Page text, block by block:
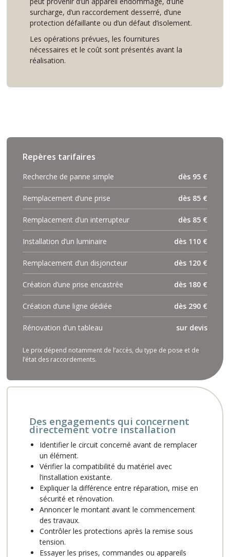
surcharge, d’un raccordement desserré, d’une
protection défaillante ou d’un défaut d’isolement.
Les opérations prévues, les fournitures
nécessaires et le coût sont présentés avant la
réalisation.
Repères tarifaires
Recherche de panne simple dès 95 €
Remplacement d’une prise dès 85 €
Remplacement d’un interrupteur dès 85 €
Installation d’un luminaire dès 110 €
Remplacement d’un disjoncteur dès 120 €
Création d’une prise encastrée dès 180 €
Création d’une ligne dédiée dès 290 €
Rénovation d’un tableau sur devis
Le prix dépend notamment de l’accès, du type de pose et de
l’état des raccordements.
Des engagements qui concernent
directement votre installation
Identifier le circuit concerné avant de remplacer
un élément.
Vérifier la compatibilité du matériel avec
l’installation existante.
Expliquer la différence entre réparation, mise en
sécurité et rénovation.
Annoncer le montant avant le commencement
des travaux.
Contrôler les protections après la remise sous
tension.
Essayer les prises, commandes ou appareils